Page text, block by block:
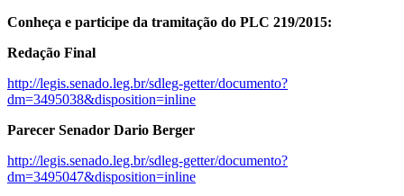
Conheça e participe da tramitação do PLC 219/2015:
Redação Final
http://legis.senado.leg.br/sdleg-getter/documento?
dm=3495038&disposition=inline
Parecer Senador Dario Berger
http://legis.senado.leg.br/sdleg-getter/documento?
dm=3495047&disposition=inline